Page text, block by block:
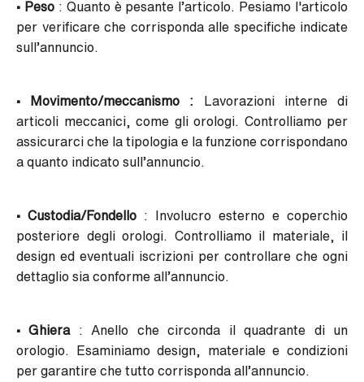
• Peso: Quanto è pesante l’articolo. Pesiamo l'articolo
per verificare che corrisponda alle specifiche indicate
sull’annuncio.
• Movimento/meccanismo : Lavorazioni interne di
articoli meccanici, come gli orologi. Controlliamo per
assicurarci che la tipologia e la funzione corrispondano
a quanto indicato sull’annuncio.
• Custodia/Fondello : Involucro esterno e coperchio
posteriore degli orologi. Controlliamo il materiale, il
design ed eventuali iscrizioni per controllare che ogni
dettaglio sia conforme all’annuncio.
• Ghiera : Anello che circonda il quadrante di un
orologio. Esaminiamo design, materiale e condizioni
per garantire che tutto corrisponda all’annuncio.